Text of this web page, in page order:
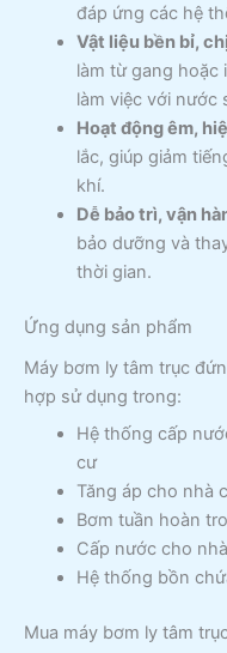
đáp ứng các hệ
Vật liệu bền bỉ,
làm từ gang hoặc
làm việc với nước
Hoạt động êm,
lắc, giúp giảm
khí.
Dễ bảo trì, vận
bảo dưỡng và
thời gian.
Ứng dụng sản phẩm
Máy bơm ly tâm trục
hợp sử dụng trong:
Hệ thống cấp
cư
Tăng áp cho nhà
Bơm tuần hoàn
Cấp nước cho
Hệ thống bồn
Mua máy bơm ly tâm